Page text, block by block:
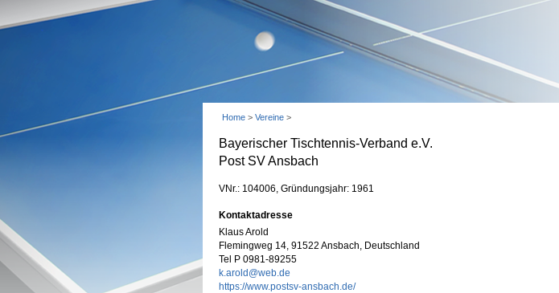
Home > Vereine >
Bayerischer Tischtennis-Verband e.V.
Post SV Ansbach
VNr.: 104006, Gründungsjahr: 1961
Kontaktadresse
Klaus Arold
Flemingweg 14, 91522 Ansbach, Deutschland
Tel P 0981-89255
k.arold@web.de
https://www.postsv-ansbach.de/